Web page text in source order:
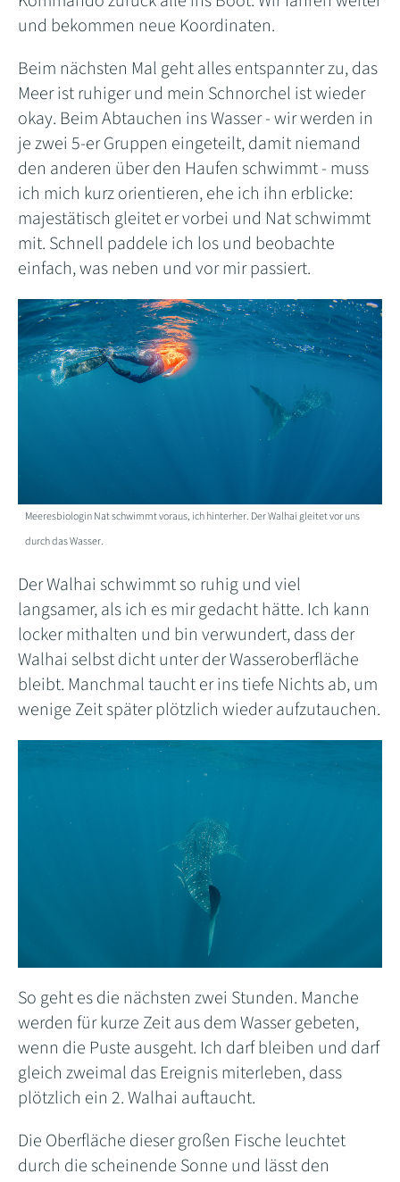
und bekommen neue Koordinaten.
Beim nächsten Mal geht alles entspannter zu, das
Meer ist ruhiger und mein Schnorchel ist wieder
okay. Beim Abtauchen ins Wasser - wir werden in
je zwei 5-er Gruppen eingeteilt, damit niemand
den anderen über den Haufen schwimmt - muss
ich mich kurz orientieren, ehe ich ihn erblicke:
majestätisch gleitet er vorbei und Nat schwimmt
mit. Schnell paddele ich los und beobachte
einfach, was neben und vor mir passiert.
Meeresbiologin Nat schwimmt voraus, ich hinterher. Der Walhai gleitet vor uns
durch das Wasser.
Der Walhai schwimmt so ruhig und viel
langsamer, als ich es mir gedacht hätte. Ich kann
locker mithalten und bin verwundert, dass der
Walhai selbst dicht unter der Wasseroberfläche
bleibt. Manchmal taucht er ins tiefe Nichts ab, um
wenige Zeit später plötzlich wieder aufzutauchen.
So geht es die nächsten zwei Stunden. Manche
werden für kurze Zeit aus dem Wasser gebeten,
wenn die Puste ausgeht. Ich darf bleiben und darf
gleich zweimal das Ereignis miterleben, dass
plötzlich ein 2. Walhai auftaucht.
Die Oberfläche dieser großen Fische leuchtet
durch die scheinende Sonne und lässt den